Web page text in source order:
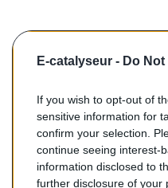
E-catalyseur - Do
If you wish to opt-out of
sensitive information for
confirm your selection.
continue seeing interest-
information disclosed to
further disclosure of your